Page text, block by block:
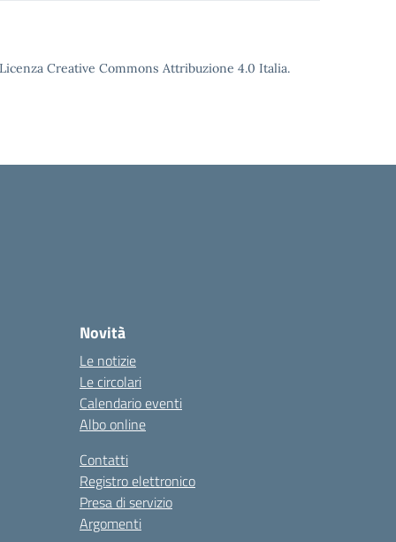
Creative Commons Attribuzione 4.0 Italia.
Novità
Le notizie
Le circolari
Calendario eventi
Albo online
Contatti
Registro elettronico
Presa di servizio
Argomenti